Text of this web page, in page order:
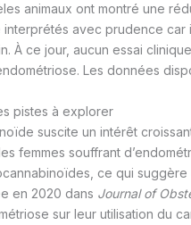
animaux ont montré une
avec prudence car
À ce jour, aucun essai
Les données
pistes à explorer
suscite un intérêt
femmes souffrant
ce qui
en 2020 dans Journal of
sur leur utilisation du